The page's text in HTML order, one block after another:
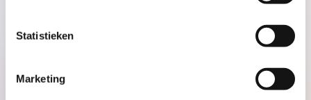
Statistieken
Marketing
16.11.23